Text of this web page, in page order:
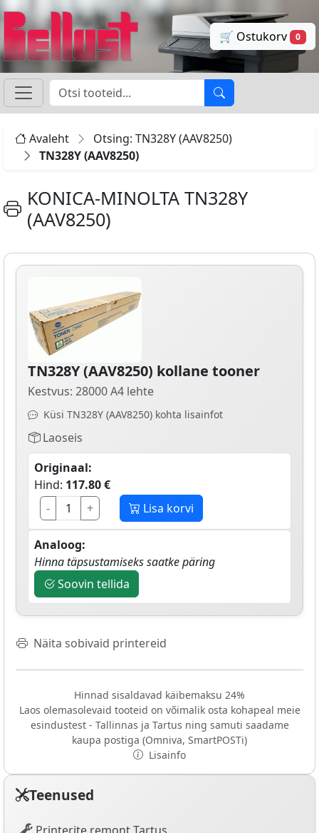
🛒 Ostukorv 0
Avaleht
Otsing: TN328Y (AAV8250)
TN328Y (AAV8250)
KONICA-MINOLTA TN328Y
(AAV8250)
TN328Y (AAV8250) kollane tooner
Kestvus: 28000 A4 lehte
Küsi TN328Y (AAV8250) kohta lisainfot
Laoseis
Originaal:
Hind: 117.80 €
-
+ Lisa korvi
Analoog:
Hinna täpsustamiseks saatke päring
Soovin tellida
Näita sobivaid printereid
Hinnad sisaldavad käibemaksu 24%
Laos olemasolevaid tooteid on võimalik osta kohapeal meie
esindustest - Tallinnas ja Tartus ning samuti saadame
kaupa postiga (Omniva, SmartPOSTi)
Lisainfo
Teenused